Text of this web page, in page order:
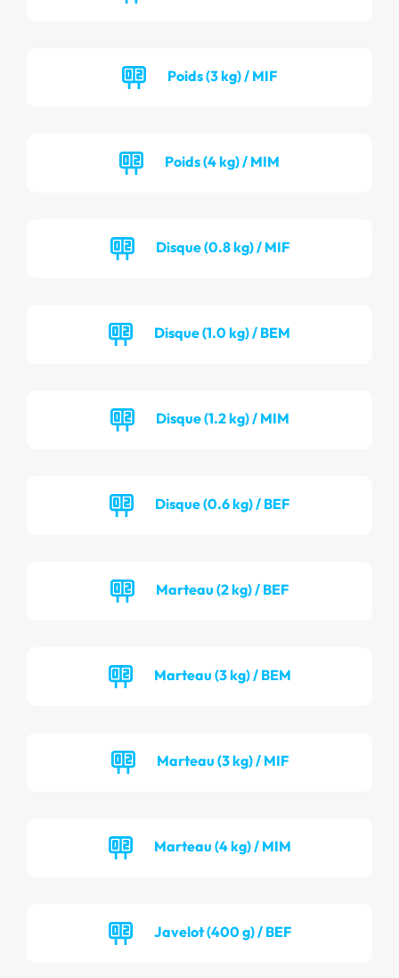
Poids (3 kg) / MIF
Poids (4 kg) / MIM
Disque (0.8 kg) / MIF
Disque (1.0 kg) / BEM
Disque (1.2 kg) / MIM
Disque (0.6 kg) / BEF
Marteau (2 kg) / BEF
Marteau (3 kg) / BEM
Marteau (3 kg) / MIF
Marteau (4 kg) / MIM
Javelot (400 g) / BEF